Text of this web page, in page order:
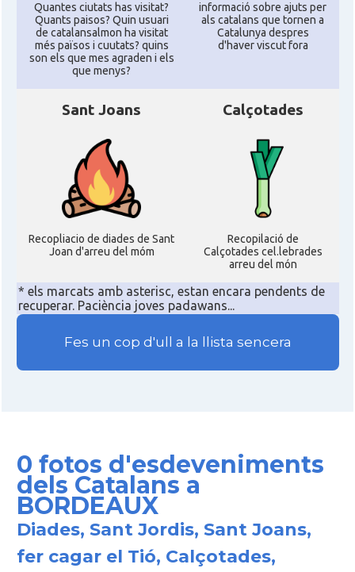
Quantes ciutats has visitat?
Quants paisos? Quin usuari
de catalansalmon ha visitat
més països i cuutats? quins
son els que mes agraden i els
que menys?
informació sobre ajuts per
als catalans que tornen a
Catalunya despres
d'haver viscut fora
Sant Joans
Recopliacio de diades de Sant
Joan d'arreu del móm
Calçotades
Recopilació de
Calçotades cel.lebrades
arreu del món
* els marcats amb asterisc, estan encara pendents de
recuperar. Paciència joves padawans...
Fes un cop d'ull a la llista sencera
0 fotos d'esdeveniments
dels Catalans a
BORDEAUX
Diades, Sant Jordis, Sant Joans,
fer cagar el Tió, Calçotades,